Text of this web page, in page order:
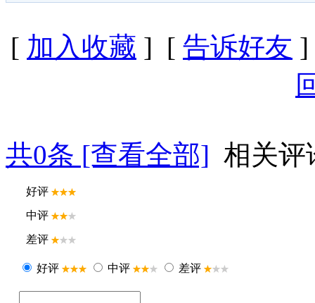
[ 加入收藏 ] [ 告诉好友
共0条 [查看全部] 相关评